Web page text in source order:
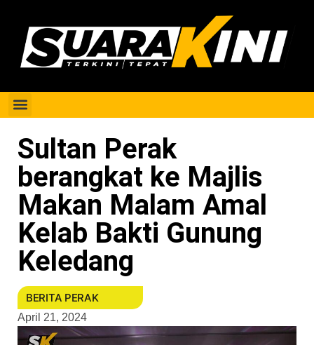
Sultan Perak
berangkat ke Majlis
Makan Malam Amal
Kelab Bakti Gunung
Keledang
BERITA PERAK
April 21, 2024